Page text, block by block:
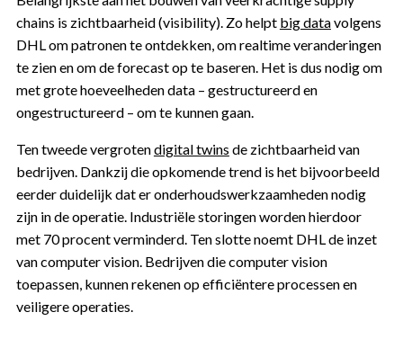
chains is zichtbaarheid (visibility). Zo helpt big datavolgens
DHL om patronen te ontdekken, om realtime veranderingen
te zien en om de forecast op te baseren. Het is dus nodig om
met grote hoeveelheden data – gestructureerd en
ongestructureerd – om te kunnen gaan.
Ten tweede vergrotendigital twins de zichtbaarheid van
bedrijven. Dankzij die opkomende trend is het bijvoorbeeld
eerder duidelijk dat er onderhoudswerkzaamheden nodig
zijn in de operatie. Industriële storingen worden hierdoor
met 70 procent verminderd. Ten slotte noemt DHL de inzet
van computer vision. Bedrijven die computer vision
toepassen, kunnen rekenen op efficiëntere processen en
veiligere operaties.